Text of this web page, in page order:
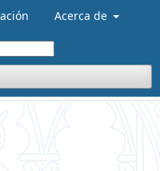
Acerca de